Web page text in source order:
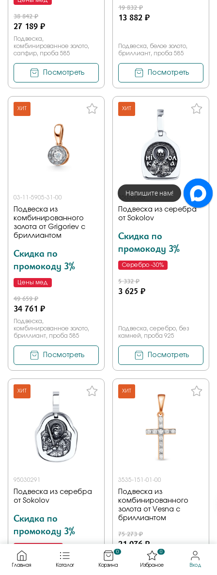
38 842 ₽
27 189 ₽
Подвеска,
комбинированное золото,
сапфир, проба 585
Посмотреть
19 832 ₽
13 882 ₽
Подвеска, белое золото,
бриллиант, проба 585
Посмотреть
ХИТ
03-11-5905-31-00
Подвеска из
комбинированного
золота от Grigoriev с
бриллиантом
Скидка по
промокоду 3%
Цены мед
49 659 ₽
34 761 ₽
Подвеска,
комбинированное золото,
бриллиант, проба 585
Посмотреть
ХИТ
95030286
Подвеска из серебра
от Sokolov
Скидка по
промокоду 3%
Серебро -30%
5 332 ₽
3 625 ₽
Подвеска, серебро, без
камней, проба 925
Посмотреть
ХИТ
95030291
Подвеска из серебра
от Sokolov
Скидка по
промокоду 3%
5 895 ₽
ХИТ
3535-151-01-00
Подвеска из
комбинированного
золота от Vesna с
бриллиантом
75 273 ₽
21 076 ₽
Главная Каталог Корзина
0
Избраное
0
Вход
Напишите нам!